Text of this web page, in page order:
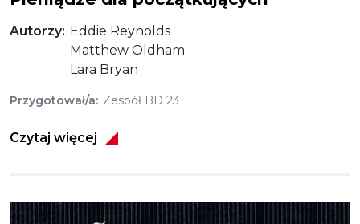
Autorzy
Eddie Reynolds
Matthew Oldham
Lara Bryan
Przygotował/a Zespół BD 23
Czytaj więcej
Obraz